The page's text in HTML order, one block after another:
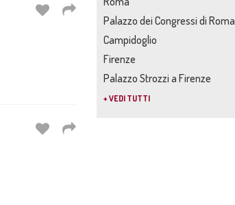
Palazzo dei Congressi di Roma
Campidoglio
Firenze
Palazzo Strozzi a Firenze
+ VEDI TUTTI